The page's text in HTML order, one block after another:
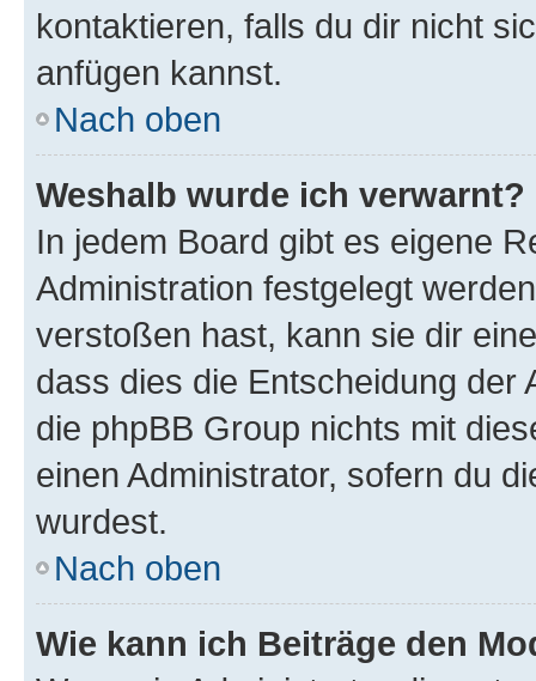
kontaktieren, falls du dir nicht
anfügen kannst.
Nach oben
Weshalb wurde ich verwarnt?
In jedem Board gibt es eigene
Administration festgelegt
verstoßen hast, kann sie dir
dass dies die Entscheidung der
die phpBB Group nichts mit
einen Administrator, sofern du
wurdest.
Nach oben
Wie kann ich Beiträge den